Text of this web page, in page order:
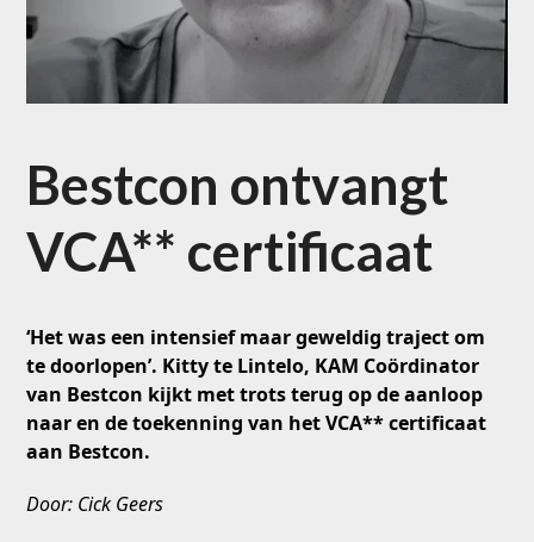
Bestcon ontvangt
VCA** certificaat
‘Het was een intensief maar geweldig traject om
te doorlopen’. Kitty te Lintelo, KAM Coördinator
van Bestcon kijkt met trots terug op de aanloop
naar en de toekenning van het VCA** certificaat
aan Bestcon.
Door: Cick Geers